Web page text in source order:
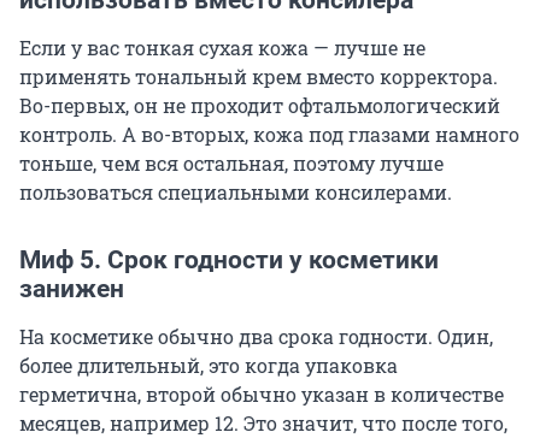
Если у вас тонкая сухая кожа — лучше не
применять тональный крем вместо корректора.
Во-первых, он не проходит офтальмологический
контроль. А во-вторых, кожа под глазами намного
тоньше, чем вся остальная, поэтому лучше
пользоваться специальными консилерами.
Миф 5. Срок годности у косметики
занижен
На косметике обычно два срока годности. Один,
более длительный, это когда упаковка
герметична, второй обычно указан в количестве
месяцев, например 12. Это значит, что после того,